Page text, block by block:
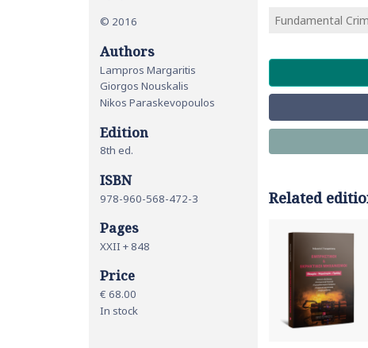
© 2016
Authors
Lampros Margaritis
Giorgos Nouskalis
Nikos Paraskevopoulos
Edition
8th ed.
ISBN
978-960-568-472-3
Pages
XXII + 848
Price
€ 68.00
In stock
Fundamental
Related